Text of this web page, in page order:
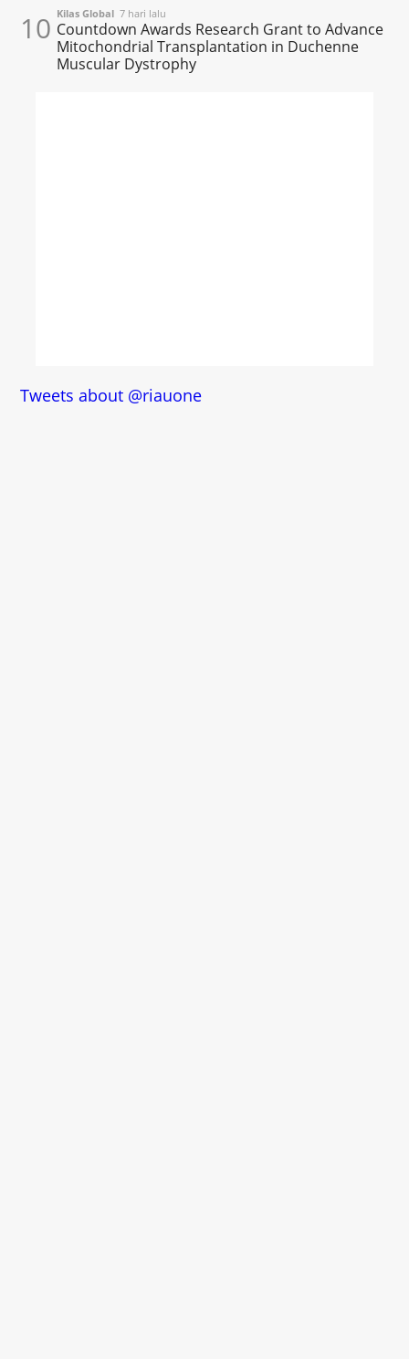
10 Kilas Global 7 hari lalu
Countdown Awards Research Grant to Advance
Mitochondrial Transplantation in Duchenne
Muscular Dystrophy
Tweets about @riauone